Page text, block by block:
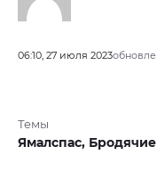
06:10, 27 июля 2023
Темы
Ямалспас,